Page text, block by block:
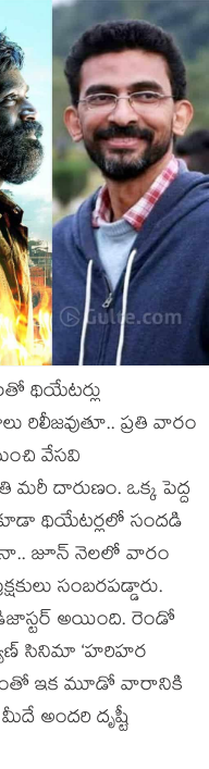
థియేటర్లు
రిలీజవుతూ.. ప్రతి వారం
వేసవి
దారుణం. ఒక్క పెద్ద
థియేటర్లలో సందడి
జూన్ నెలలో వారం
సంబరపడ్డారు.
అయింది. రెండో
సినిమా ‘హరిహర
ఇక మూడో వారానికి
అందరి దృష్టీ